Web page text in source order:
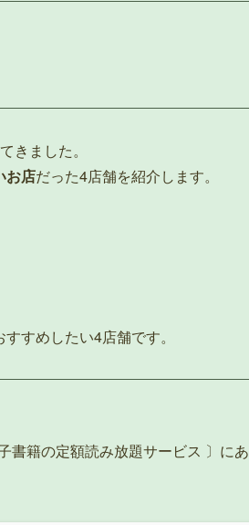
きました。
お店だった4店舗を紹介します。
すめしたい4店舗です。
子書籍の定額読み放題サービス 〕に